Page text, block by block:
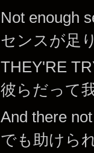
Not enough
センスが足
THEY'RE
彼らだって
And there not
でも助けら